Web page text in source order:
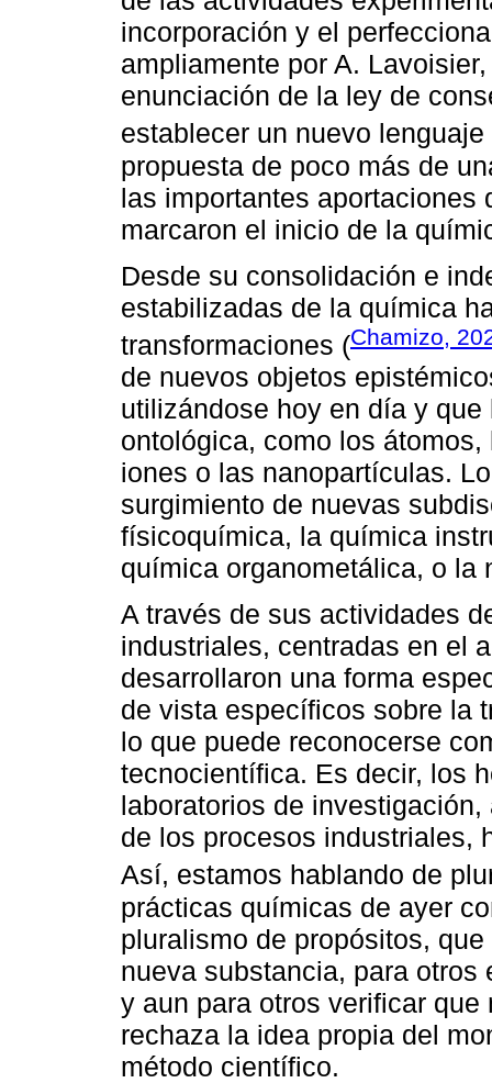
incorporación y el
ampliamente por A.
enunciación de la ley de
establecer un nuevo
propuesta de poco más de
las importantes aportaciones
marcaron el inicio de la
Desde su consolidación e
estabilizadas de la química
transformaciones (Chamizo,
de nuevos objetos
utilizándose hoy en día y
ontológica, como los
iones o las nanopartículas.
surgimiento de nuevas
físicoquímica, la química
química organometálica, o la
A través de sus actividades
industriales, centradas en el
desarrollaron una forma
de vista específicos sobre la
lo que puede reconocerse
tecnocientífica. Es decir, los
laboratorios de
de los procesos industriales,
Así, estamos hablando de
prácticas químicas de ayer
pluralismo de propósitos,
nueva substancia, para
y aun para otros verificar
rechaza la idea propia del
método científico.